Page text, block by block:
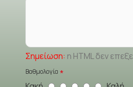
Σημείωση: η HTML δεν
Βαθμολογία